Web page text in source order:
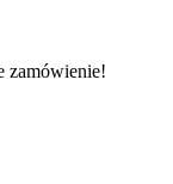
zamówienie!